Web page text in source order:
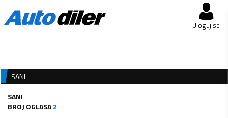
Uloguj se
SANI
SANI
BROJ OGLASA2